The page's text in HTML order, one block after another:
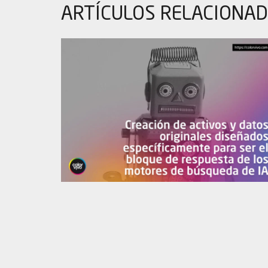
ARTÍCULOS